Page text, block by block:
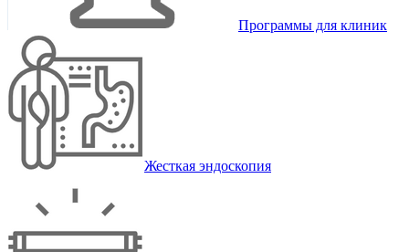
Программы для клиник
Жесткая эндоскопия